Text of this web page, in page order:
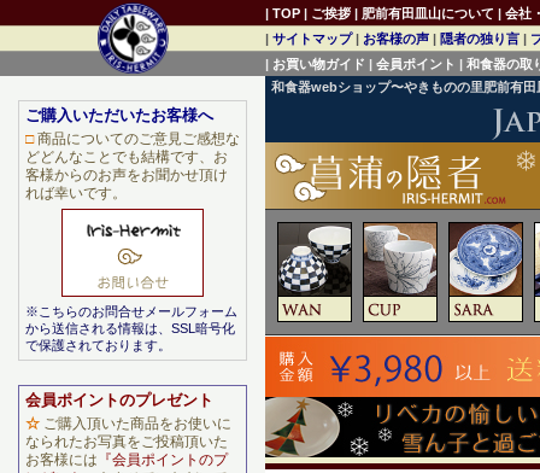
和食器webショップ〜やきものの里肥前有
ご購入いただいたお客様へ
□商品についてのご意見ご感想な
どどんなことでも結構です、お
客様からのお声をお聞かせ頂け
れば幸いです。
※こちらのお問合せメールフォーム
から送信される情報は、SSL暗号化
で保護されております。
会員ポイントのプレゼント
☆ ご購入頂いた商品をお使いに
なられたお写真をご投稿頂いた
お客様には 『会員ポイントのプ
| TOP | ご挨拶 | 肥前有田皿山について | 会社
| サイトマップ| お客様の声 | 隠者の独り言 |
| お買い物ガイド | 会員ポイント | 和食器の取